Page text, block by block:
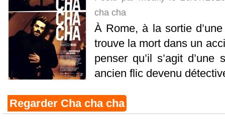
cha cha
À Rome, à la sortie
trouve la mort dans un
penser qu’il s’agit
ancien flic devenu
Regarder Cha cha cha